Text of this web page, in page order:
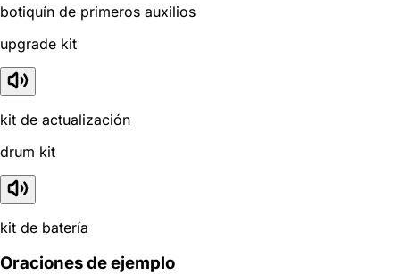
botiquín de primeros auxilios
upgrade kit
kit de actualización
drum kit
kit de batería
Oraciones de ejemplo